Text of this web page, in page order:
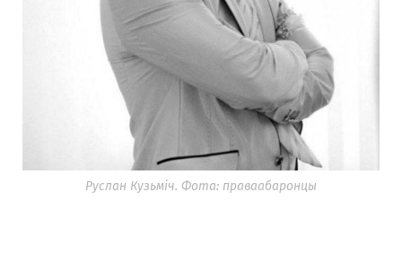
Руслан Кузьміч. Фота: праваабаронцы